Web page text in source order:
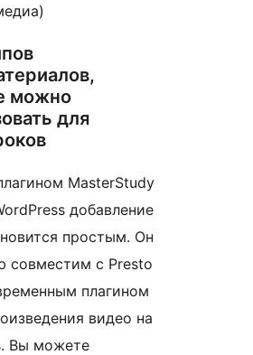
можно
для
MasterStudy
добавление
простым. Он
совместим с Presto
плагином
видео на
Вы можете